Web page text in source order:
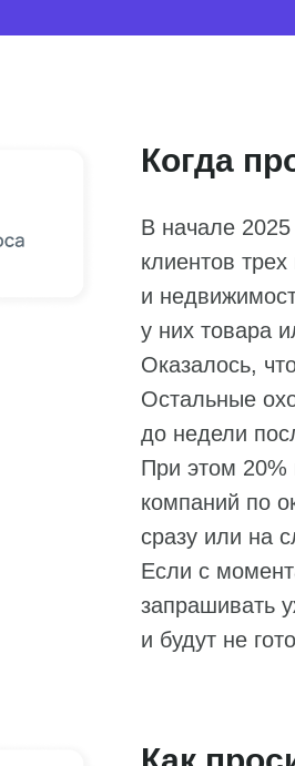
Когда
В начале 2025
клиентов
и
у них товара
Оказалось,
Остальные
до недели
При этом 20%
компаний по
сразу или на
Если с
запрашивать
и будут не